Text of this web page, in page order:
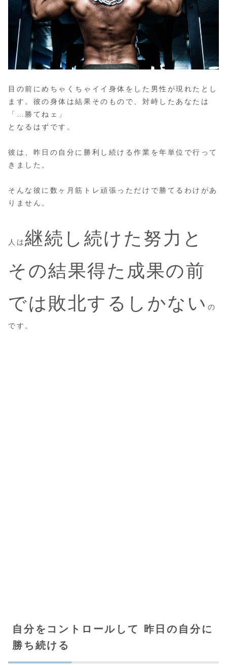
目の前にめちゃくちゃイイ身体をした男性が現れたとし
ます。彼の身体は結果そのもので、対峙したあなたは
「…勝てねェ」
となるはずです。
彼は、昨日の自分に勝利し続ける作業を年単位で行って
きました。
そんな彼に数ヶ月筋トレ頑張っただけで勝てるわけがあ
りません。
人は継続し続けた努力と
その結果得た成果の前
では敗北するしかない の
です。
自分をコントロールして 昨日の自分に
勝ち続ける